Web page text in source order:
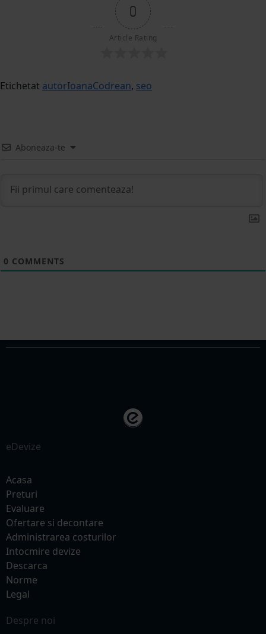
0
Article Rating
Etichetat autorIoanaCodrean, seo
Aboneaza-te
0 COMMENTS
eDevize
Acasa
Preturi
Evaluare
Ofertare si decontare
Administrarea costurilor
Intocmire devize
Descarca
Norme
Legal
Despre noi